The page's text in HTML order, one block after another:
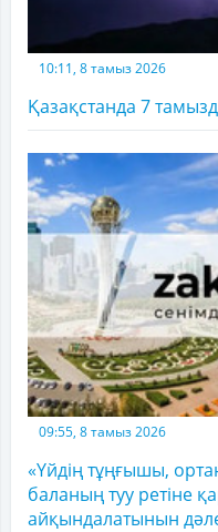
10:11, 8 тамыз 2026
Қазақстанда 7
09:55, 8 тамыз 2026
«Үйдің тұңғышы,
баланың туу ретіне
айқындалатынын